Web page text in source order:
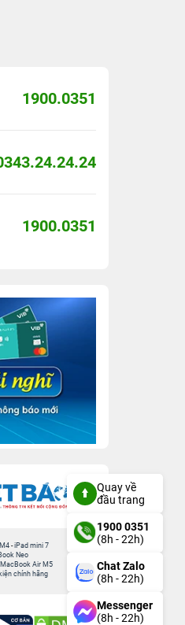
1900.0351
1900.0351
-iPad mini 7
Neo
MacBook Air M5
chính hãng
Quay về
đầu trang
1900 0351
(8h - 22h)
Chat Zalo
(8h - 22h)
Messenger
(8h - 22h)